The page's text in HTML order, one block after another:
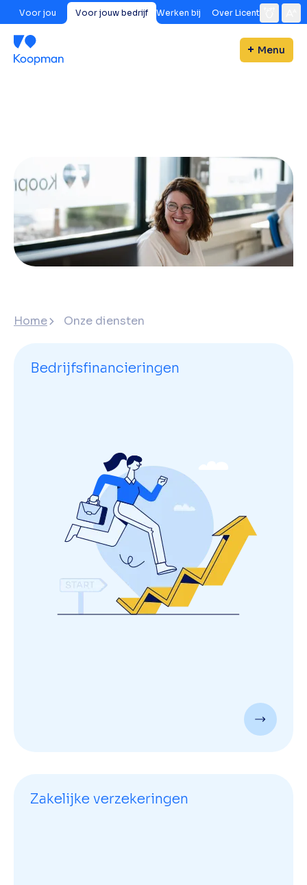
Voor jou Voor jouw bedrijf Werken bij Over Licent
Menu
Home Onze diensten
Bedrijfsfinancieringen
Zakelijke verzekeringen